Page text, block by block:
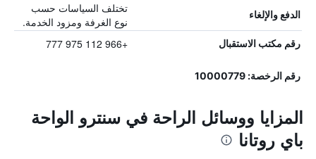
الدفع والإلغاء
تختلف السياسات حسب
نوع الغرفة ومزود الخدمة.
رقم مكتب الاستقبال +966 112 975 777
رقم الرخصة: 10000779
المزايا ووسائل الراحة في سنترو الواحة
باي روتانا